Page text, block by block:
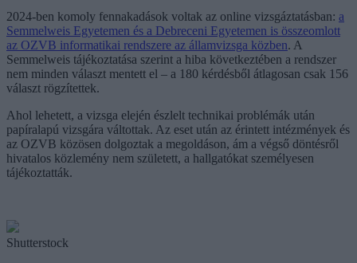
2024-ben komoly fennakadások voltak az online vizsgáztatásban: a
Semmelweis Egyetemen és a Debreceni Egyetemen is összeomlott
az OZVB informatikai rendszere az államvizsga közben. A
Semmelweis tájékoztatása szerint a hiba következtében a rendszer
nem minden választ mentett el – a 180 kérdésből átlagosan csak 156
választ rögzítettek.
Ahol lehetett, a vizsga elején észlelt technikai problémák után
papíralapú vizsgára váltottak. Az eset után az érintett intézmények és
az OZVB közösen dolgoztak a megoldáson, ám a végső döntésről
hivatalos közlemény nem született, a hallgatókat személyesen
tájékoztatták.
Shutterstock